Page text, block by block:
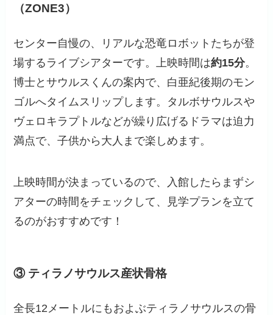
（ZONE3）
センター自慢の、リアルな恐竜ロボットたちが登
場するライブシアターです。上映時間は約15分。
博士とサウルスくんの案内で、白亜紀後期のモン
ゴルへタイムスリップします。タルボサウルスや
ヴェロキラプトルなどが繰り広げるドラマは迫力
満点で、子供から大人まで楽しめます。
上映時間が決まっているので、入館したらまずシ
アターの時間をチェックして、見学プランを立て
るのがおすすめです！
③ ティラノサウルス産状骨格
全長12メートルにもおよぶティラノサウルスの骨